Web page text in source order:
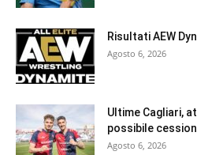
Risultati AEW
Agosto 6, 2026
Ultime Cagliari,
possibile
Agosto 6, 2026